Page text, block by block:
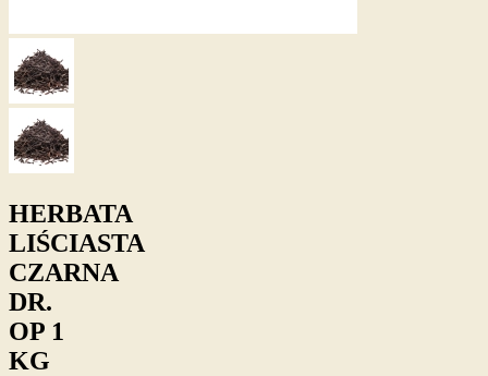
HERBATA
LIŚCIASTA
CZARNA
DR.
OP 1
KG